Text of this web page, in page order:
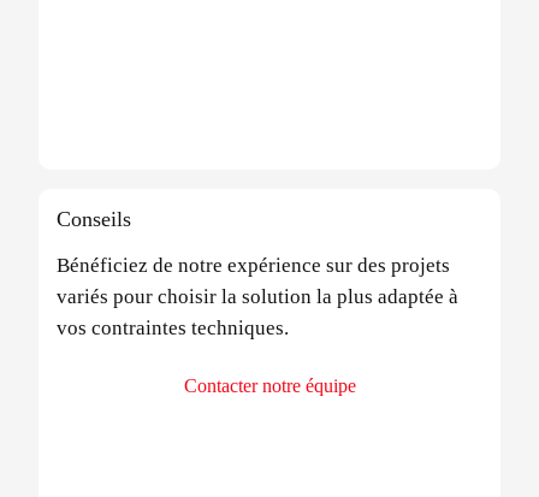
Conseils
Bénéficiez de notre expérience sur des projets
variés pour choisir la solution la plus adaptée à
vos contraintes techniques.
Contacter notre équipe